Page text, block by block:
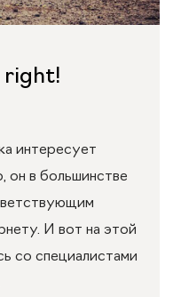
right!
интересует
он в большинстве
И вот на этой
со специалистами